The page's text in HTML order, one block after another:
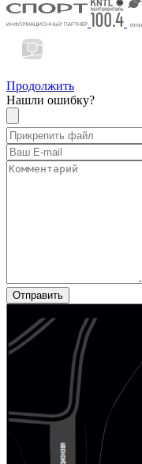
Продолжить
Нашли ошибку?